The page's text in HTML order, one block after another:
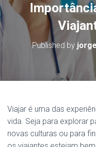
Published by
Viajar é uma das
vida. Seja para explorar
novas culturas ou para